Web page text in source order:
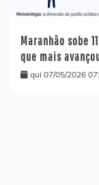
Maranhão sobe
que mais
qui 07/05/2026